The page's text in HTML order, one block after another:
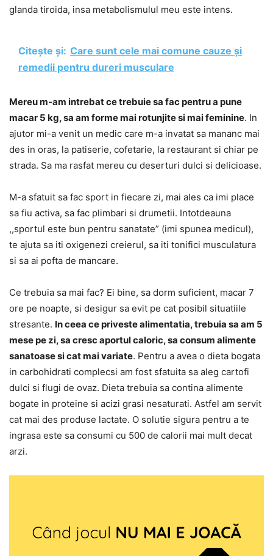
glanda tiroida, insa metabolismulul meu este intens.
Citește și: Care sunt cele mai comune cauze și
remedii pentru dureri musculare
Mereu m-am intrebat ce trebuie sa fac pentru a pune
macar 5 kg, sa am forme mai rotunjite si mai feminine. In
ajutor mi-a venit un medic care m-a invatat sa mananc mai
des in oras, la patiserie, cofetarie, la restaurant si chiar pe
strada. Sa ma rasfat mereu cu deserturi dulci si delicioase.
M-a sfatuit sa fac sport in fiecare zi, mai ales ca imi place
sa fiu activa, sa fac plimbari si drumetii. Intotdeauna
,,sportul este bun pentru sanatate” (imi spunea medicul),
te ajuta sa iti oxigenezi creierul, sa iti tonifici musculatura
si sa ai pofta de mancare.
Ce trebuia sa mai fac? Ei bine, sa dorm suficient, macar 7
ore pe noapte, si desigur sa evit pe cat posibil situatiile
stresante. In ceea ce priveste alimentatia, trebuia sa am 5
mese pe zi, sa cresc aportul caloric, sa consum alimente
sanatoase si cat mai variate. Pentru a avea o dieta bogata
in carbohidrati complecsi am fost sfatuita sa aleg cartofi
dulci si flugi de ovaz. Dieta trebuia sa contina alimente
bogate in proteine si acizi grasi nesaturati. Astfel am servit
cat mai des produse lactate. O solutie sigura pentru a te
ingrasa este sa consumi cu 500 de calorii mai mult decat
arzi.